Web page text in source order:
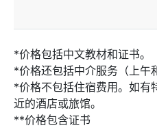
*价格包括中文教材和证书。
*价格还包括中介服务（上午
*价格不包括住宿费用。如有
近的酒店或旅馆。
**价格包含证书